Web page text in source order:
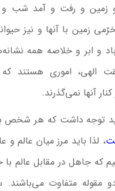
و زمین و رفت و آمد شب و
زمین با آنها و نیز
و ابر و خلاصه همه
الهی، اموری هستند که
آنها نمی‌گذرند.
توجه داشت که هر شخص
، لذا باید مرز میان عالم و
که جاهل در مقابل عالم
مقوله متفاوت